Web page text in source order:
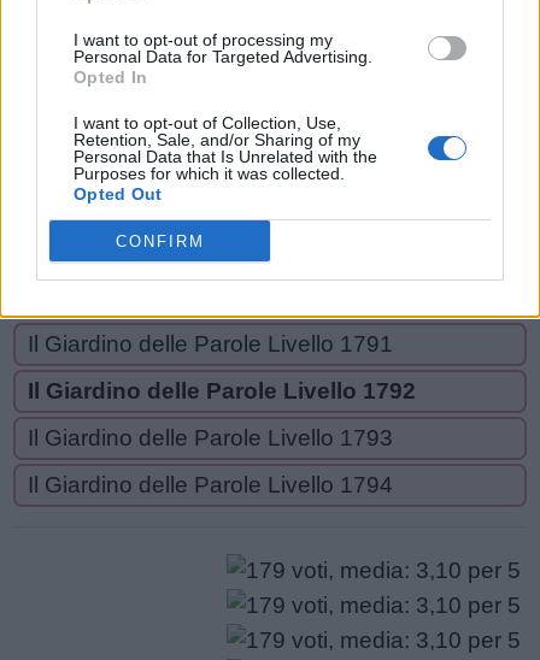
I want to opt-out of processing my
Personal Data for Targeted Advertising.
Opted In
I want to opt-out of Collection, Use,
Retention, Sale, and/or Sharing of my
Personal Data that Is Unrelated with the
Purposes for which it was collected.
Opted Out
CONFIRM
E G A L
E
A
E G N A L E
CERCA PIÙ RISPOSTE
Il Giardino delle Parole Livello 1791
Il Giardino delle Parole Livello 1792
Il Giardino delle Parole Livello 1793
Il Giardino delle Parole Livello 1794